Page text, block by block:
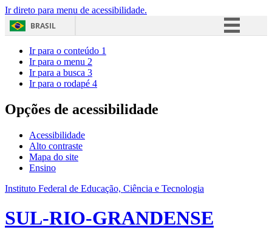
Ir direto para menu de acessibilidade.
BRASIL
Acesso à informação
Ir para o conteúdo 1
Ir para o menu 2
Ir para a busca 3
Ir para o rodapé 4
Opções de acessibilidade
Acessibilidade
Alto contraste
Mapa do site
Ensino
Instituto Federal de Educação, Ciência e Tecnologia
SUL-RIO-GRANDENSE